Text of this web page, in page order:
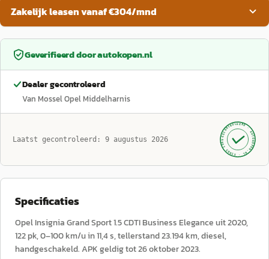
Zakelijk leasen vanaf €304/mnd
Geverifieerd doorautokopen.nl
Dealer gecontroleerd
Van Mossel Opel Middelharnis
Laatst gecontroleerd: 9 augustus 2026 GECONTROLEERD ·
AUTOKOPEN.NL
· SINDS 1999 ·
Specificaties
Opel Insignia Grand Sport 1.5 CDTI Business Elegance uit 2020,
122 pk, 0–100 km/u in 11,4 s, tellerstand 23.194 km, diesel,
handgeschakeld. APK geldig tot 26 oktober 2023.